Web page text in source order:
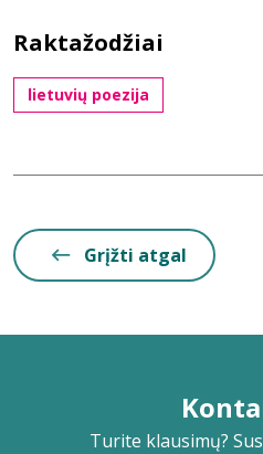
Raktažodžiai
lietuvių poezija
Grįžti atgal
Turite klausimų?